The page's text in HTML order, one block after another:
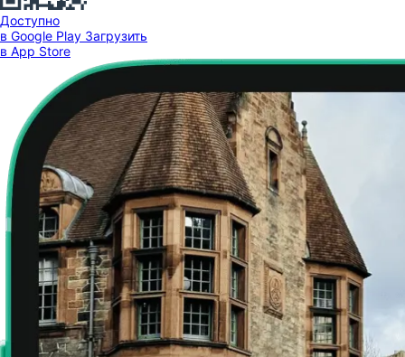
Доступно
в Google Play Загрузить
в App Store